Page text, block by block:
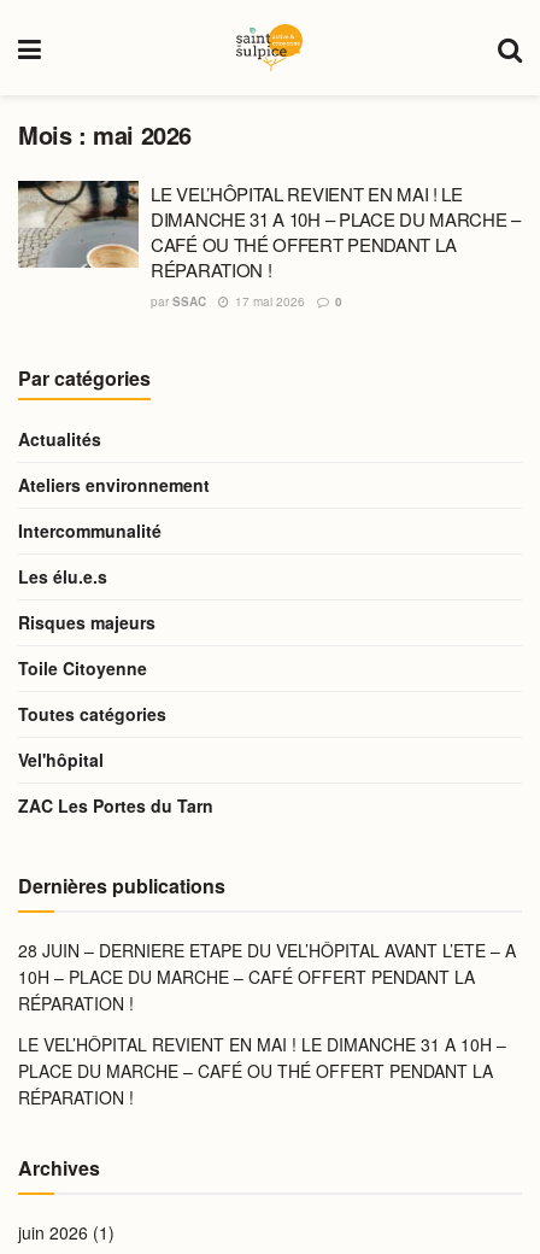
Mois : mai 2026
LE VEL’HÔPITAL REVIENT EN MAI ! LE
DIMANCHE 31 A 10H – PLACE DU MARCHE –
CAFÉ OU THÉ OFFERT PENDANT LA
RÉPARATION !
par SSAC 17 mai 2026 0
Par catégories
Actualités
Ateliers environnement
Intercommunalité
Les élu.e.s
Risques majeurs
Toile Citoyenne
Toutes catégories
Vel'hôpital
ZAC Les Portes du Tarn
Dernières publications
28 JUIN – DERNIERE ETAPE DU VEL’HÔPITAL AVANT L’ETE – A
10H – PLACE DU MARCHE – CAFÉ OFFERT PENDANT LA
RÉPARATION !
LE VEL’HÔPITAL REVIENT EN MAI ! LE DIMANCHE 31 A 10H –
PLACE DU MARCHE – CAFÉ OU THÉ OFFERT PENDANT LA
RÉPARATION !
Archives
juin 2026 (1)